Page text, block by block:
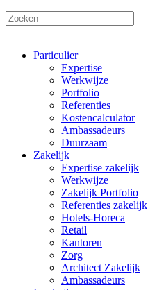
Particulier
Expertise
Werkwijze
Portfolio
Referenties
Kostencalculator
Ambassadeurs
Duurzaam
Zakelijk
Expertise zakelijk
Werkwijze
Zakelijk Portfolio
Referenties zakelijk
Hotels-Horeca
Retail
Kantoren
Zorg
Architect Zakelijk
Ambassadeurs